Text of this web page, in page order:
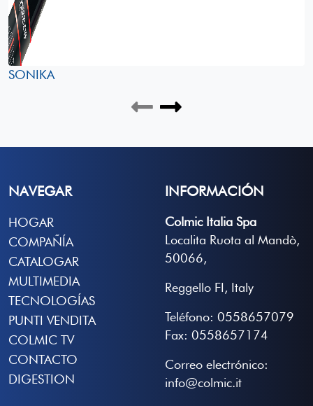
SONIKA
NAVEGAR
HOGAR
COMPAÑÍA
CATALOGAR
MULTIMEDIA
TECNOLOGÍAS
PUNTI VENDITA
COLMIC TV
CONTACTO
DIGESTION
INFORMACIÓN
Colmic Italia Spa
Localita Ruota al Mandò,
50066,
Reggello FI, Italy
Teléfono: 0558657079
Fax: 0558657174
Correo electrónico:
info@colmic.it